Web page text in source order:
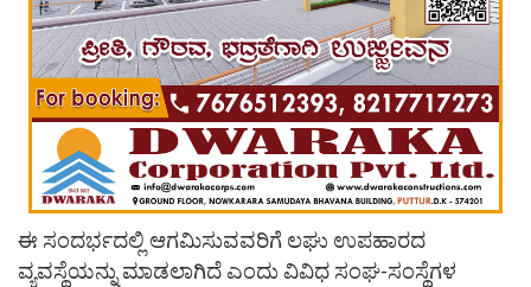
ಈ ಸಂದರ್ಭದಲ್ಲಿ ಆಗಮಿಸುವವರಿಗೆ ಲಘು ಉಪಹಾರದ
ವ್ಯವಸ್ಥೆಯನ್ನು ಮಾಡಲಾಗಿದೆ ಎಂದು ವಿವಿಧ ಸಂಘ-ಸಂಸ್ಥೆಗಳ